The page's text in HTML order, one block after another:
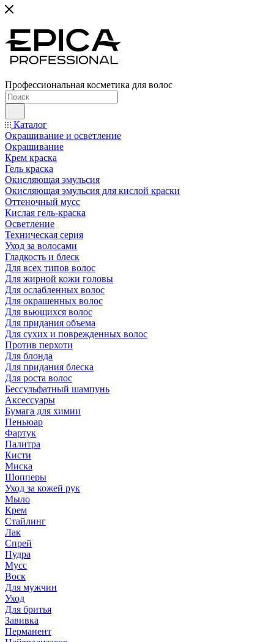
Профессиональная косметика для волос
Каталог
Окрашивание и осветление
Окрашивание
Крем краска
Гель краска
Окисляющая эмульсия
Окисляющая эмульсия для кислой краски
Оттеночный мусс
Кислая гель-краска
Осветление
Техническая серия
Уход за волосами
Гладкость и блеск
Для всех типов волос
Для жирной кожи головы
Для ослабленных волос
Для окрашенных волос
Для вьющихся волос
Для придания объема
Для сухих и поврежденных волос
Против перхоти
Для блонда
Для придания блеска
Для роста волос
Бессульфатный шампунь
Аксессуары
Бумага для химии
Пеньюар
Фартук
Палитра
Кисти
Миска
Шопперы
Уход за кожей рук
Мыло
Крем
Стайлинг
Лак
Спрей
Пудра
Мусс
Воск
Для мужчин
Уход
Для бритья
Завивка
Перманент